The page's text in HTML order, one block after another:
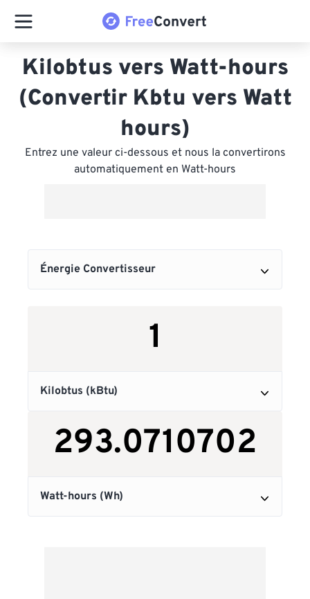
Kilobtus vers Watt-hours
(Convertir Kbtu vers Watt
hours)
Entrez une valeur ci-dessous et nous la convertirons
automatiquement en Watt-hours